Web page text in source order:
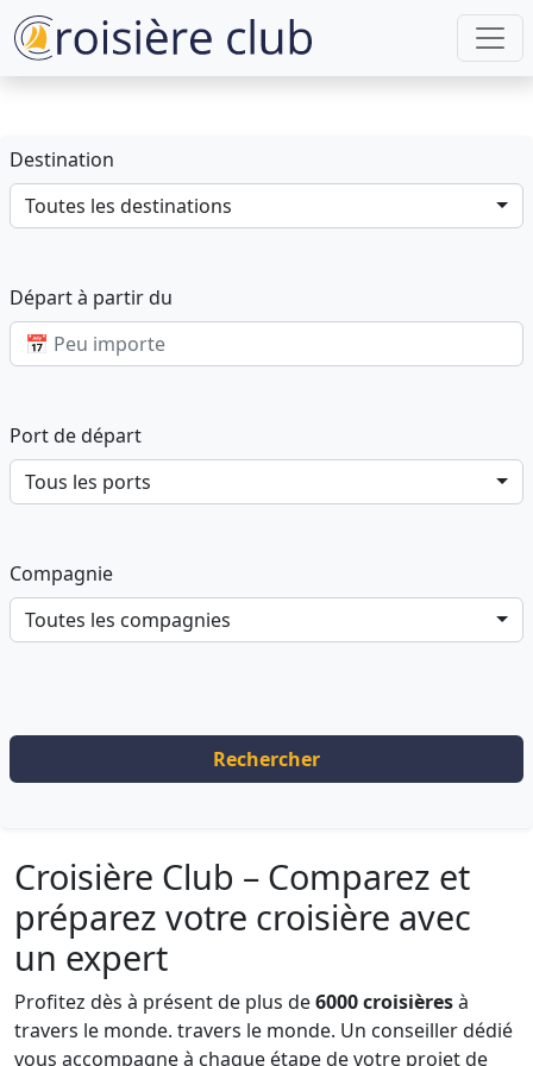
Destination
Toutes les destinations
Départ à partir du
Port de départ
Tous les ports
Compagnie
Toutes les compagnies
Rechercher
Croisière Club – Comparez et
préparez votre croisière avec
un expert
Profitez dès à présent de plus de6000 croisièresà
travers le monde. travers le monde. Un conseiller dédié
vous accompagne à chaque étape de votre projet de